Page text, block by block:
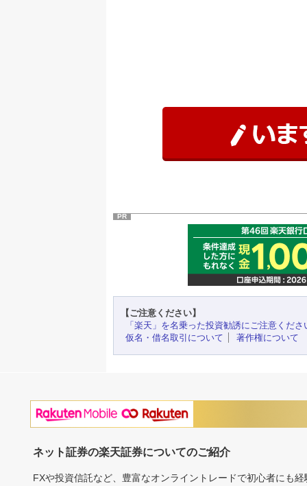
PR
【ご注意ください】
「楽天」を名乗った投資勧誘にご注意くださ
仮名・借名取引について
著作権について
ネット証券の楽天証券についてのご紹介
FXや投資信託など、豊富なオンライントレードで初心者にも